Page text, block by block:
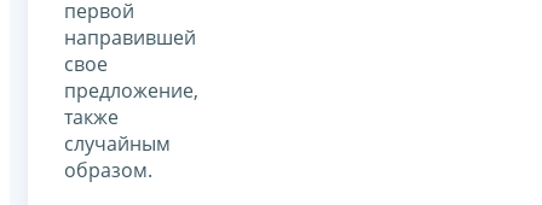
первой
направившей
свое
предложение,
также
случайным
образом.